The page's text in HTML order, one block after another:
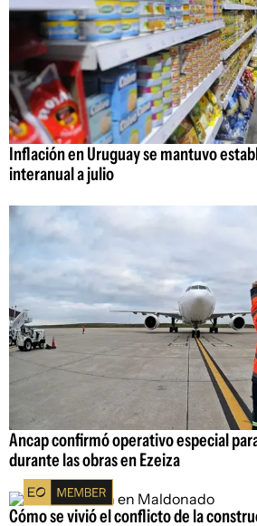
Inflación en Uruguay se mantuvo
interanual a julio
Ancap confirmó operativo especial
durante las obras en Ezeiza
Cómo se vivió el conflicto de la